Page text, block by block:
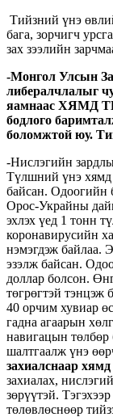
Тийзний үнэ
бага, зорчигч
зах зээлийн
-Монгол Улсын
либералчлалыг
яамнаас ХЯМД
бодлого
боломжтой юу.
-Нислэгийн
Түлшний үнэ хямд
байсан. Одоогийн
Орос-Украйны
эхлэх үед 1 тонн
коронавирусийн
нэмэгдэж байлаа.
эзэлж байсан.
доллар болсон.
төгрөгтэй тэнцэж
40 орчим хувиар
гадна агаарын
навигацын төлбөр
шалтгаалж үнэ
захиалснаар
захиалах,
зөрүүтэй.
төлөвлөснөөр